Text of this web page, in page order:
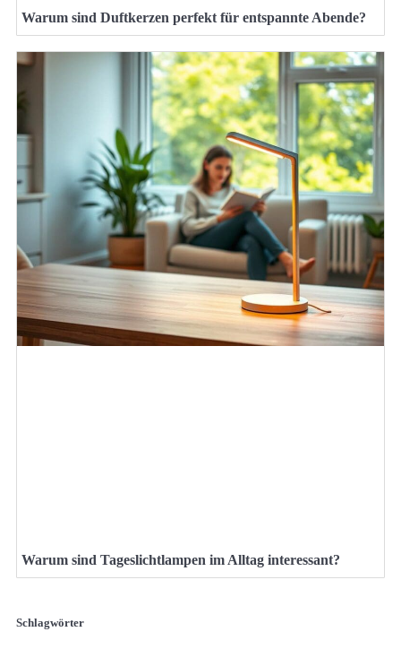
Warum sind Duftkerzen perfekt für entspannte Abende?
Warum sind Tageslichtlampen im Alltag interessant?
Schlagwörter